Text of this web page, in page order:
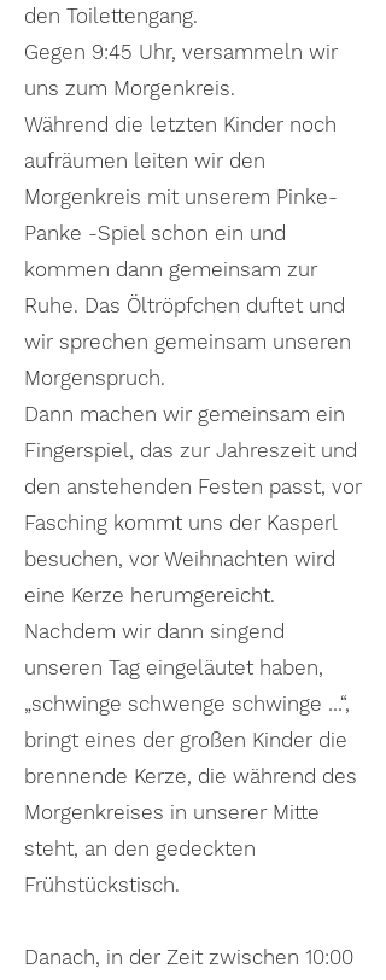
den Toilettengang.
Gegen 9:45 Uhr, versammeln wir
uns zum Morgenkreis.
Während die letzten Kinder noch
aufräumen leiten wir den
Morgenkreis mit unserem Pinke-
Panke -Spiel schon ein und
kommen dann gemeinsam zur
Ruhe. Das Öltröpfchen duftet und
wir sprechen gemeinsam unseren
Morgenspruch.
Dann machen wir gemeinsam ein
Fingerspiel, das zur Jahreszeit und
den anstehenden Festen passt, vor
Fasching kommt uns der Kasperl
besuchen, vor Weihnachten wird
eine Kerze herumgereicht.
Nachdem wir dann singend
unseren Tag eingeläutet haben,
„schwinge schwenge schwinge …“,
bringt eines der großen Kinder die
brennende Kerze, die während des
Morgenkreises in unserer Mitte
steht, an den gedeckten
Frühstückstisch.
Danach, in der Zeit zwischen 10:00